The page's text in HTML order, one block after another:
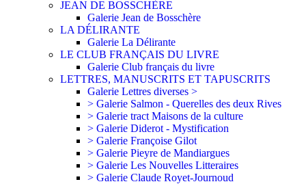
JEAN DE BOSSCHÈRE
Galerie Jean de Bosschère
LA DÉLIRANTE
Galerie La Délirante
LE CLUB FRANÇAIS DU LIVRE
Galerie Club français du livre
LETTRES, MANUSCRITS ET TAPUSCRITS
Galerie Lettres diverses >
> Galerie Salmon - Querelles des deux Rives
> Galerie tract Maisons de la culture
> Galerie Diderot - Mystification
> Galerie Françoise Gilot
> Galerie Pieyre de Mandiargues
> Galerie Les Nouvelles Litteraires
> Galerie Claude Royet-Journoud